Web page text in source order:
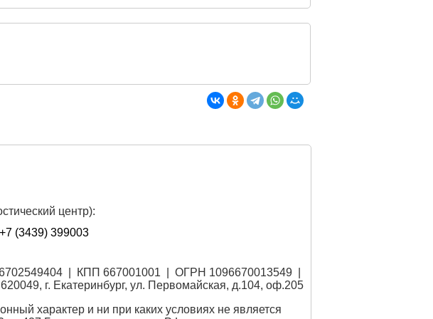
центр):
+7 (3439) 399003
| КПП 667001001 | ОГРН 1096670013549 |
г. Екатеринбург, ул. Первомайская, д.104, оф.205
характер и ни при каких условиях не является